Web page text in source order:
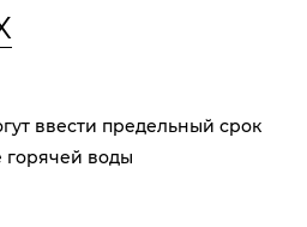
ввести предельный срок
горячей воды